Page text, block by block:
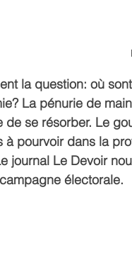
la question: où
La pénurie de
de se résorber. Le
à pourvoir dans la
journal Le Devoir
électorale.